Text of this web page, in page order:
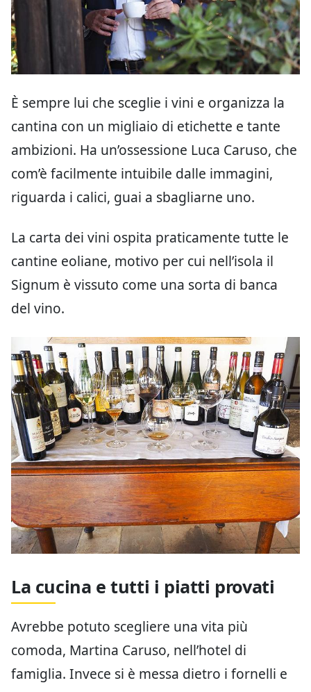
È sempre lui che sceglie i vini e organizza la
cantina con un migliaio di etichette e tante
ambizioni. Ha un’ossessione Luca Caruso, che
com’è facilmente intuibile dalle immagini,
riguarda i calici, guai a sbagliarne uno.
La carta dei vini ospita praticamente tutte le
cantine eoliane, motivo per cui nell’isola il
Signum è vissuto come una sorta di banca
del vino.
La cucina e tutti i piatti provati
Avrebbe potuto scegliere una vita più
comoda, Martina Caruso, nell’hotel di
famiglia. Invece si è messa dietro i fornelli e